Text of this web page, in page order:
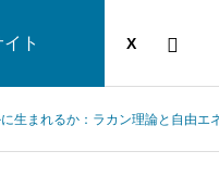
ト X
生まれるか：ラカン理論と自由エ